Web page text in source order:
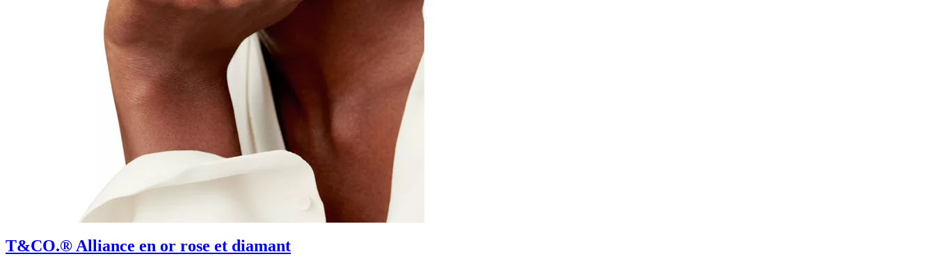
T&CO.® Alliance en or rose et diamant